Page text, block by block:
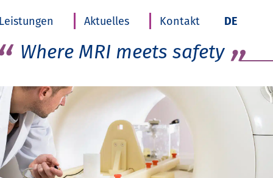
Leistungen Aktuelles Kontakt DE
Where MRI meets safety